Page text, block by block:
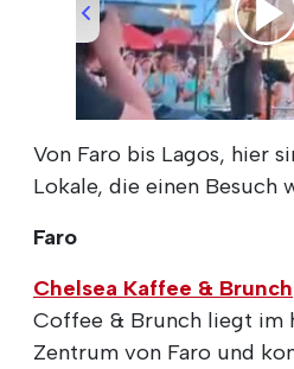
00:00/00:51
Von Faro bis Lagos, hier
Lokale, die einen Besuch
Faro
Chelsea Kaffee & Brunch
Coffee & Brunch liegt im
Zentrum von Faro und